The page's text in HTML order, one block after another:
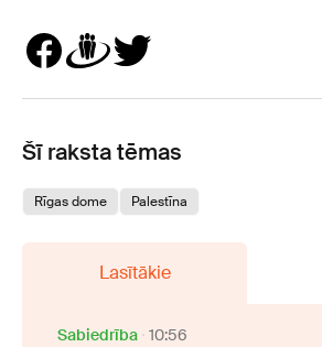
Šī raksta tēmas
Rīgas dome Palestīna
Lasītākie
Sabiedrība 10:56